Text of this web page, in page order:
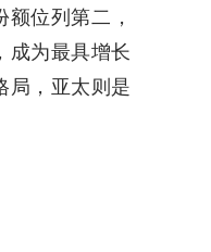
位列第二，
成为最具增长
局，亚太则是